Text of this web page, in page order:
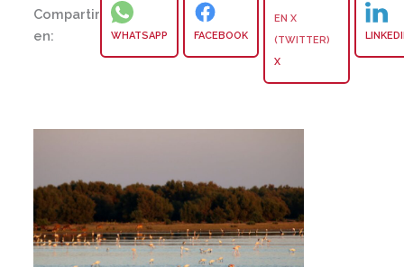
Compartir
en:
WHATSAPP FACEBOOK
X